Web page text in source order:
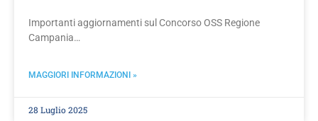
Importanti aggiornamenti sul Concorso OSS Regione
Campania…
MAGGIORI INFORMAZIONI »
28 Luglio 2025